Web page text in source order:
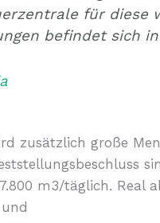
für diese
befindet sich
zusätzlich große
m3/täglich. Real